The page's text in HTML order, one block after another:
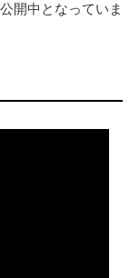
開中となっていま